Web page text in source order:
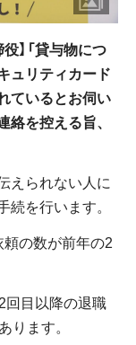
】「貸与物につ
ュリティカード
ているとお伺い
を控える旨、
えられない人に
を行います。
の数が前年の2
回目以降の退職
ります。